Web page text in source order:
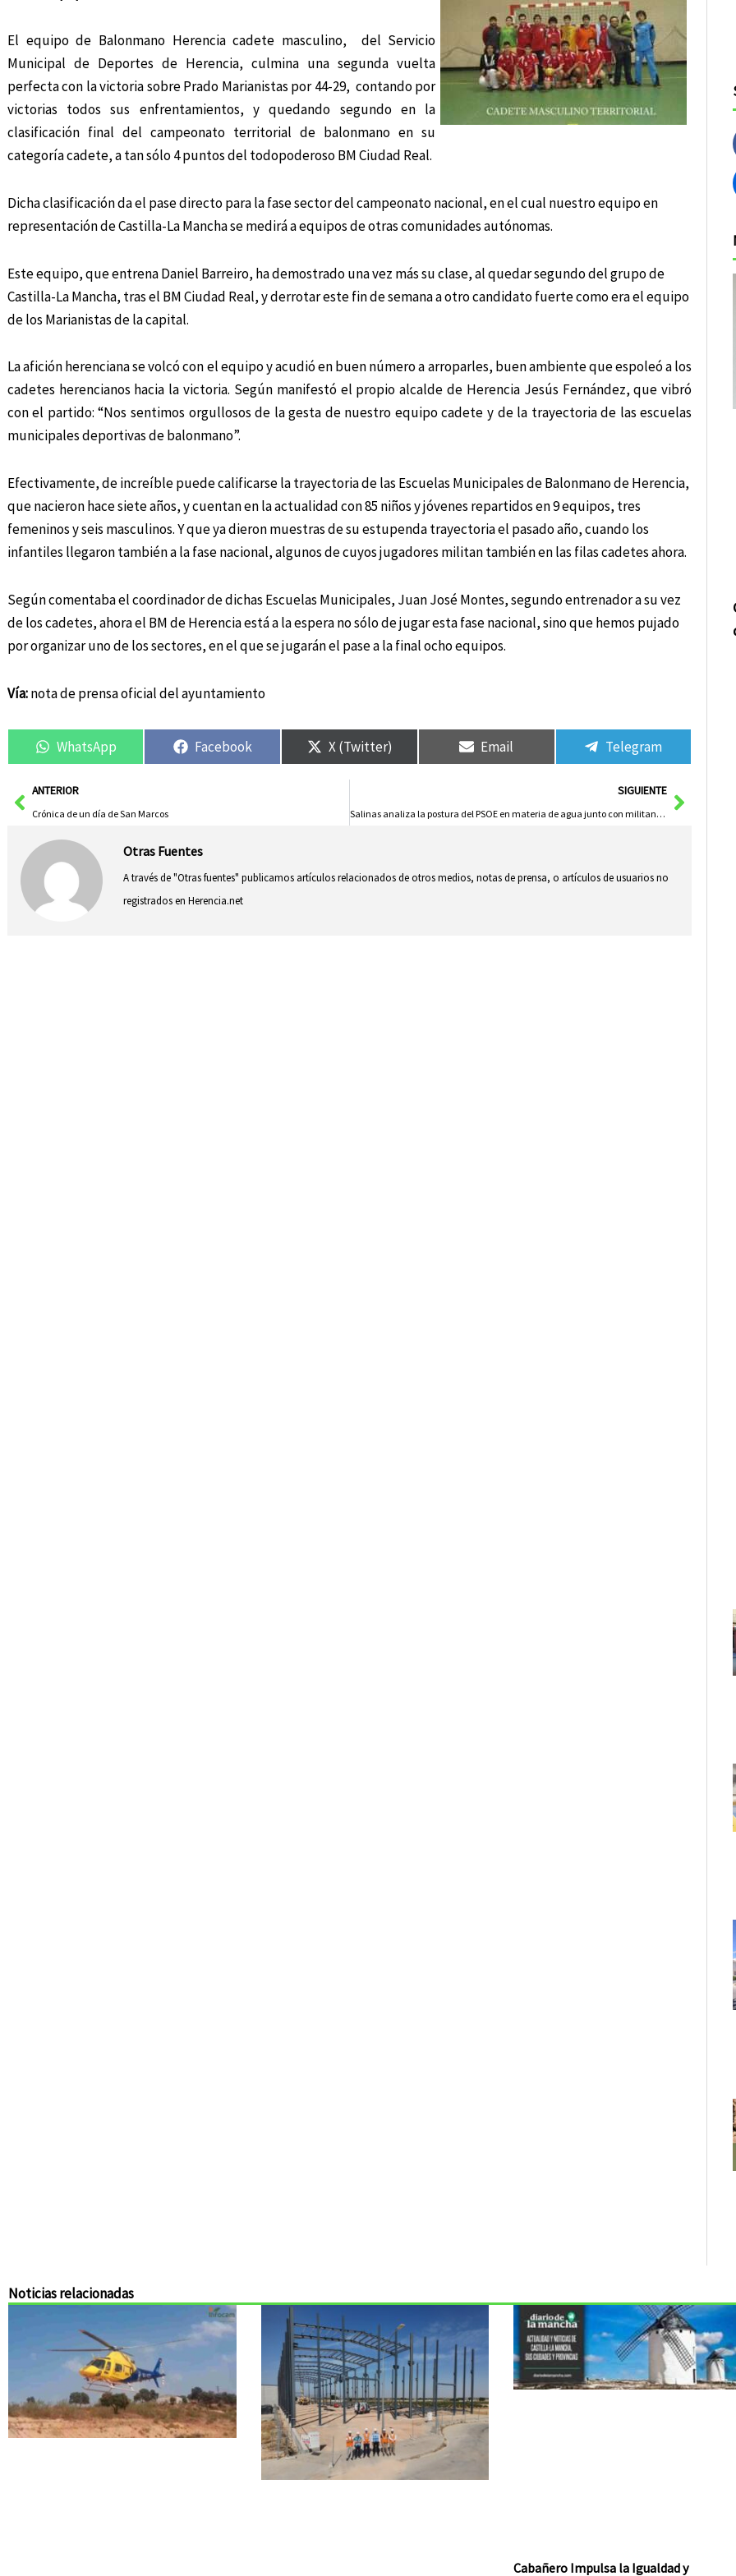
El equipo de Balonmano Herencia cadete masculino, del Servicio
Municipal de Deportes de Herencia, culmina una segunda vuelta
perfecta con la victoria sobre Prado Marianistas por 44-29, contando por
victorias todos sus enfrentamientos, y quedando segundo en la
clasificación final del campeonato territorial de balonmano en su
categoría cadete, a tan sólo 4 puntos del todopoderoso BM Ciudad Real.
Dicha clasificación da el pase directo para la fase sector del campeonato nacional, en el cual nuestro equipo en
representación de Castilla-La Mancha se medirá a equipos de otras comunidades autónomas.
Este equipo, que entrena Daniel Barreiro, ha demostrado una vez más su clase, al quedar segundo del grupo de
Castilla-La Mancha, tras el BM Ciudad Real, y derrotar este fin de semana a otro candidato fuerte como era el equipo
de los Marianistas de la capital.
La afición herenciana se volcó con el equipo y acudió en buen número a arroparles, buen ambiente que espoleó a los
cadetes herencianos hacia la victoria. Según manifestó el propio alcalde de Herencia Jesús Fernández, que vibró
con el partido: “Nos sentimos orgullosos de la gesta de nuestro equipo cadete y de la trayectoria de las escuelas
municipales deportivas de balonmano”.
Efectivamente, de increíble puede calificarse la trayectoria de las Escuelas Municipales de Balonmano de Herencia,
que nacieron hace siete años, y cuentan en la actualidad con 85 niños y jóvenes repartidos en 9 equipos, tres
femeninos y seis masculinos. Y que ya dieron muestras de su estupenda trayectoria el pasado año, cuando los
infantiles llegaron también a la fase nacional, algunos de cuyos jugadores militan también en las filas cadetes ahora.
Según comentaba el coordinador de dichas Escuelas Municipales, Juan José Montes, segundo entrenador a su vez
de los cadetes, ahora el BM de Herencia está a la espera no sólo de jugar esta fase nacional, sino que hemos pujado
por organizar uno de los sectores, en el que se jugarán el pase a la final ocho equipos.
Vía:nota de prensa oficial del ayuntamiento
WhatsApp Facebook X (Twitter) Email Telegram
AntANTERIOR
Crónica de un día de San Marcos
SIGUIENTE
Salinas analiza la postura del PSOE en materia de agua junto con militantes herencianos
Otras Fuentes
A través de "Otras fuentes" publicamos artículos relacionados de otros medios, notas de prensa, o artículos de usuarios no
registrados en Herencia.net
Noticias relacionadas
Cabañero Impulsa la Igualdad y